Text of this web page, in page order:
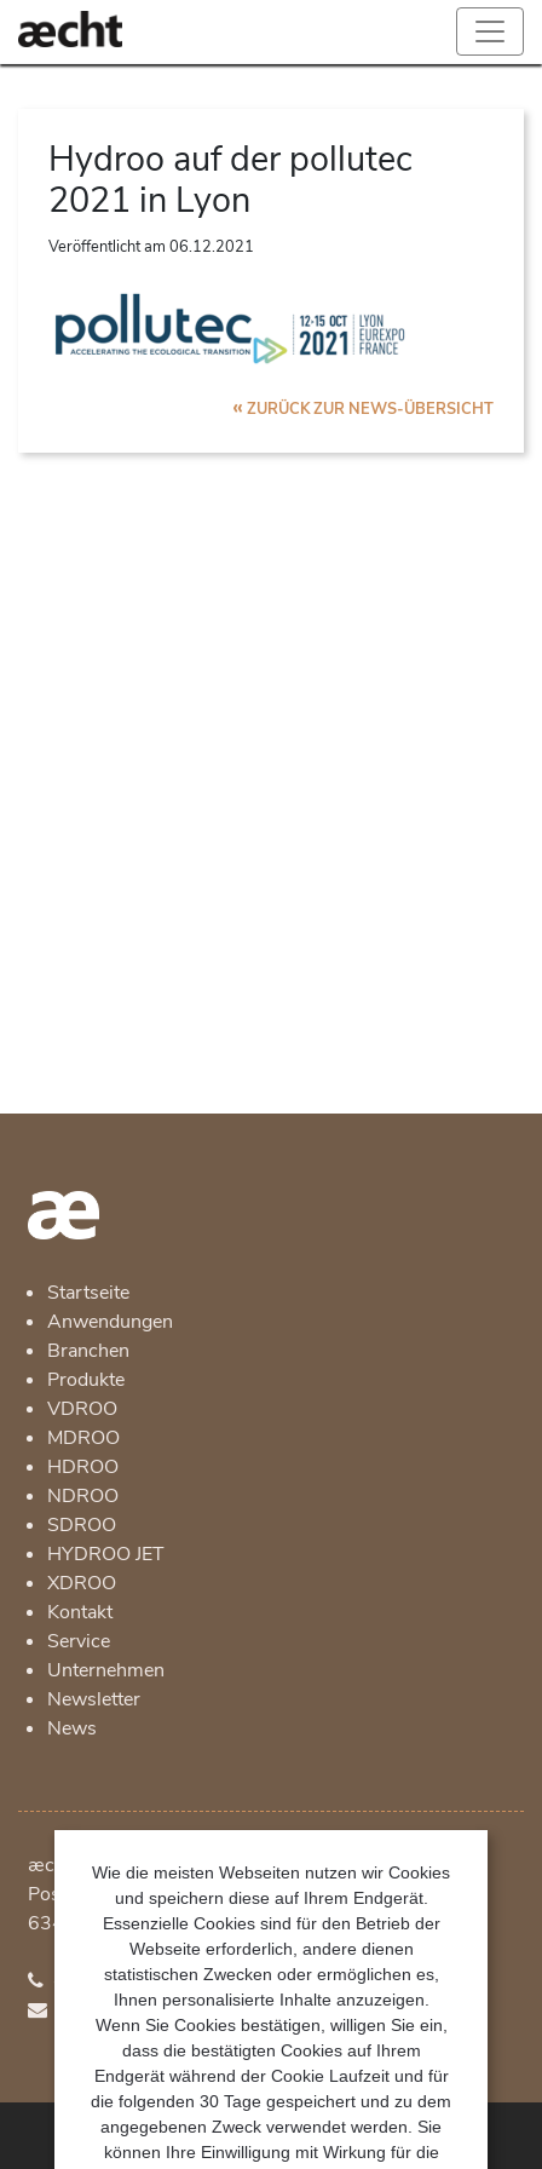
Hydroo auf der pollutec
2021 in Lyon
Veröffentlicht am 06.12.2021
« ZURÜCK ZUR NEWS-ÜBERSICHT
Startseite
Anwendungen
Branchen
Produkte
VDROO
MDROO
HDROO
NDROO
SDROO
HYDROO JET
XDROO
Kontakt
Service
Unternehmen
Newsletter
News
æcht Vertriebsgesellschaft mbH
Postfach 1234
63402
Hanau
+49 (0)69 348 790 780
hydroo(at)aecht.net
æcht Vertriebsgesellschaft mbH 2023
Wie die meisten Webseiten nutzen wir Cookies
und speichern diese auf Ihrem Endgerät.
Essenzielle Cookies sind für den Betrieb der
Webseite erforderlich, andere dienen
statistischen Zwecken oder ermöglichen es,
Ihnen personalisierte Inhalte anzuzeigen.
Wenn Sie Cookies bestätigen, willigen Sie ein,
dass die bestätigten Cookies auf Ihrem
Endgerät während der Cookie Laufzeit und für
die folgenden 30 Tage gespeichert und zu dem
angegebenen Zweck verwendet werden. Sie
können Ihre Einwilligung mit Wirkung für die